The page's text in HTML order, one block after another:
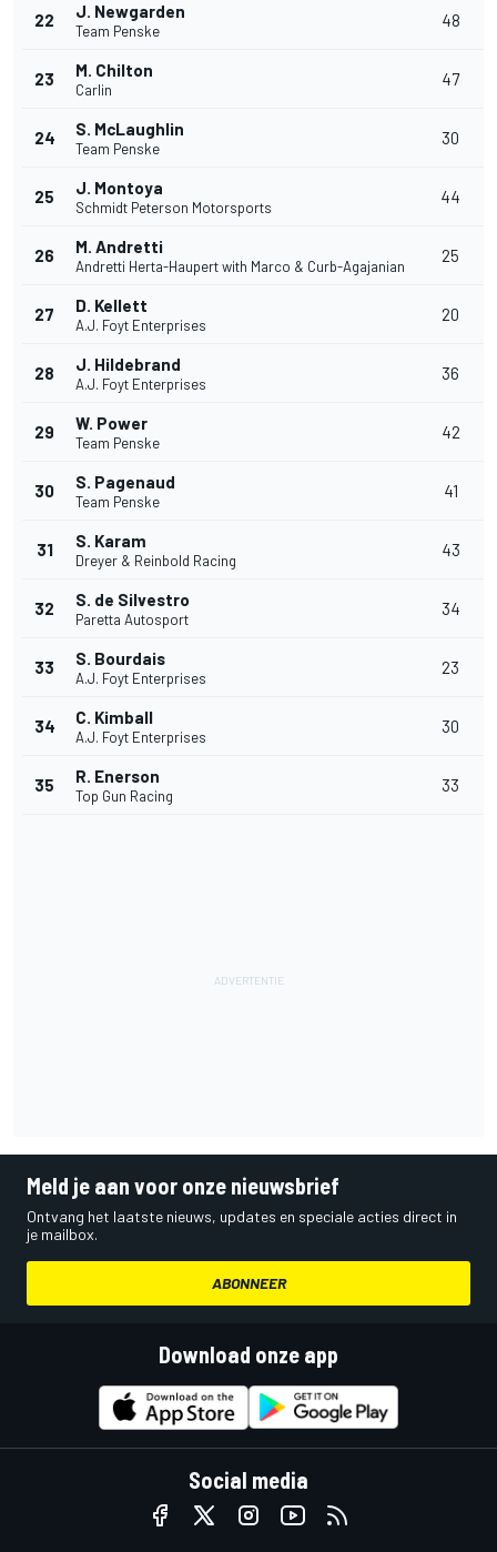
22 J. Newgarden
Team Penske
48
23 M. Chilton
Carlin
47
24 S. McLaughlin
Team Penske
30
25 J. Montoya
Schmidt Peterson Motorsports
44
26 M. Andretti
Andretti Herta-Haupert with Marco & Curb-Agajanian
25
27 D. Kellett
A.J. Foyt Enterprises
20
28 J. Hildebrand
A.J. Foyt Enterprises
36
29 W. Power
Team Penske
42
30 S. Pagenaud
Team Penske
41
31 S. Karam
Dreyer & Reinbold Racing
43
32 S. de Silvestro
Paretta Autosport
34
33 S. Bourdais
A.J. Foyt Enterprises
23
34 C. Kimball
A.J. Foyt Enterprises
30
35 R. Enerson
Top Gun Racing
33
Meld je aan voor onze nieuwsbrief
Ontvang het laatste nieuws, updates en speciale acties direct in
je mailbox.
ABONNEER
Download onze app
Social media